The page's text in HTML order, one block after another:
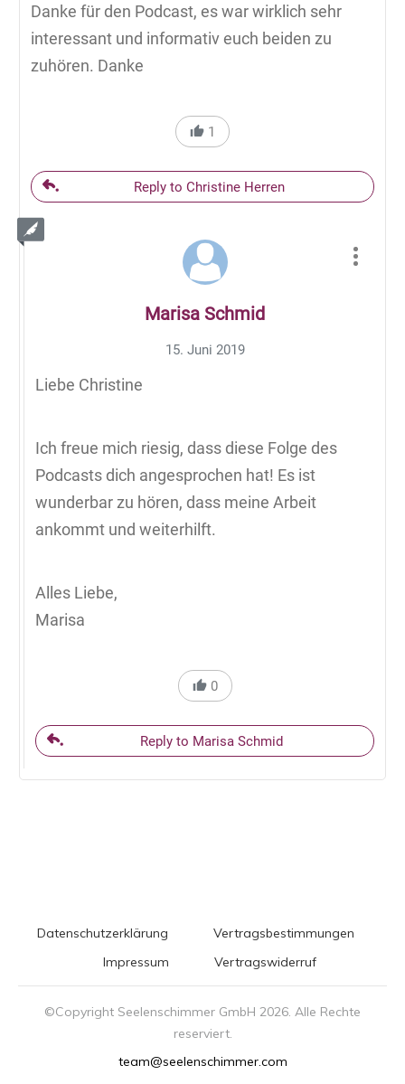
Danke für den Podcast, es war wirklich sehr
interessant und informativ euch beiden zu
zuhören. Danke
1
Reply to Christine Herren
Marisa Schmid
15. Juni 2019
Liebe Christine
Ich freue mich riesig, dass diese Folge des
Podcasts dich angesprochen hat! Es ist
wunderbar zu hören, dass meine Arbeit
ankommt und weiterhilft.
Alles Liebe,
Marisa
0
Reply to Marisa Schmid
Datenschutzerklärung
Vertragsbestimmungen
Impressum
Vertragswiderruf
©Copyright Seelenschimmer GmbH 2026. Alle Rechte
reserviert.
team@seelenschimmer.com